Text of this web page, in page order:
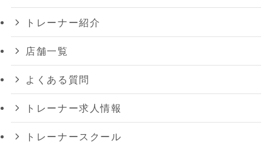
トレーナー紹介
店舗一覧
よくある質問
トレーナー求人情報
トレーナースクール